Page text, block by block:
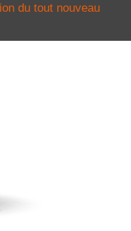
du tout nouveau